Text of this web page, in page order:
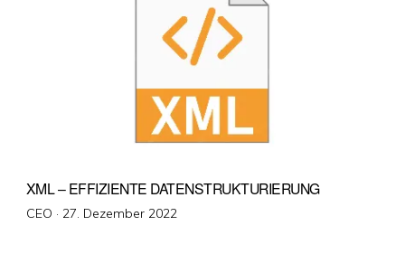
XML – EFFIZIENTE DATENSTRUKTURIERUNG
CEO · Veröffentlicht
27. Dezember 2022